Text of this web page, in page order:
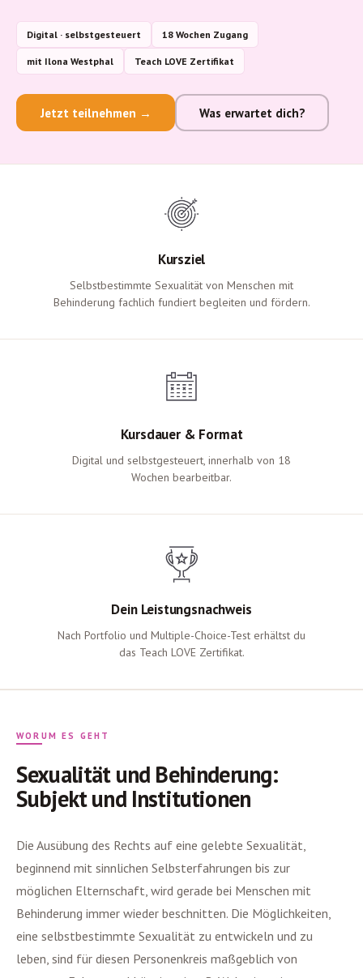
Digital · selbstgesteuert 18 Wochen Zugang
mit Ilona Westphal Teach LOVE Zertifikat
Jetzt teilnehmen → Was erwartet dich?
Kursziel
Selbstbestimmte Sexualität von Menschen mit
Behinderung fachlich fundiert begleiten und fördern.
Kursdauer & Format
Digital und selbstgesteuert, innerhalb von 18
Wochen bearbeitbar.
Dein Leistungsnachweis
Nach Portfolio und Multiple-Choice-Test erhältst du
das Teach LOVE Zertifikat.
WORUM ES GEHT
Sexualität und Behinderung:
Subjekt und Institutionen
Die Ausübung des Rechts auf eine gelebte Sexualität,
beginnend mit sinnlichen Selbsterfahrungen bis zur
möglichen Elternschaft, wird gerade bei Menschen mit
Behinderung immer wieder beschnitten. Die Möglichkeiten,
eine selbstbestimmte Sexualität zu entwickeln und zu
leben, sind für diesen Personenkreis maßgeblich von